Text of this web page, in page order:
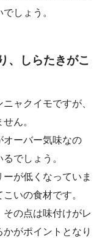
しょう。
、しらたきがこ
ャクイモですが、
ん。
オーバー気味なの
でしょう。
が低くなっていま
いの食材です。
の点は味付けがレ
がポイントとなり